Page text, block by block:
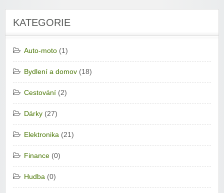
KATEGORIE
Auto-moto (1)
Bydlení a domov (18)
Cestování (2)
Dárky (27)
Elektronika (21)
Finance (0)
Hudba (0)